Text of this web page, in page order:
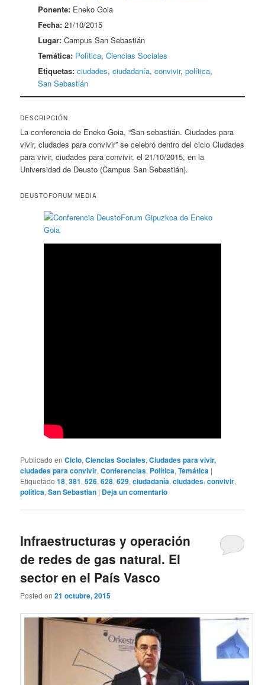
Ponente: Eneko Goia
Fecha: 21/10/2015
Lugar: Campus San Sebastián
Temática: Política,Ciencias Sociales
Etiquetas: ciudades,ciudadanía,convivir,política,
San Sebastián
DESCRIPCIÓN
La conferencia de Eneko Goia, “San sebastián. Ciudades para
vivir, ciudades para convivir” se celebró dentro del ciclo Ciudades
para vivir, ciudades para convivir, el 21/10/2015, en la
Universidad de Deusto (Campus San Sebastián).
DEUSTOFORUM MEDIA
Publicado en Ciclo,Ciencias Sociales,Ciudades para vivir,
ciudades para convivir,Conferencias, Política,Temática |
Etiquetado 18,381,526,628,629,ciudadanía,ciudades,convivir,
política,San Sebastian | Deja un comentario
Infraestructuras y operación
de redes de gas natural. El
sector en el País Vasco
Posted on21 octubre, 2015